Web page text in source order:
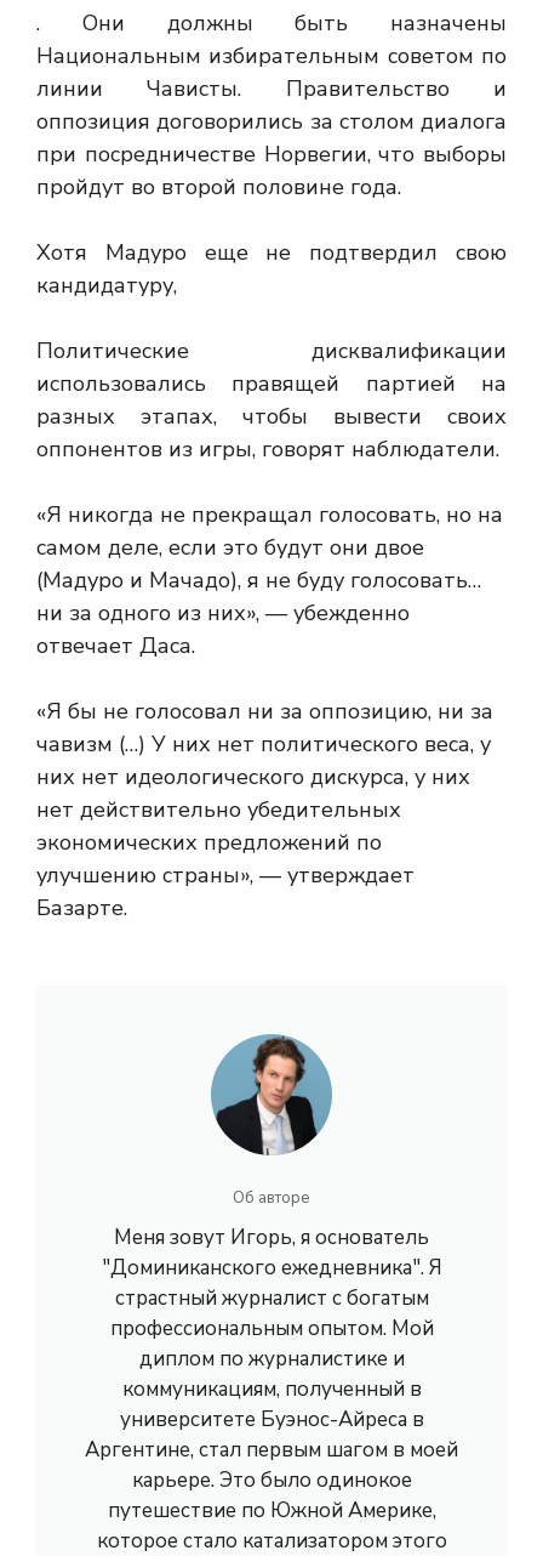
. Они должны быть назначены
Национальным избирательным советом по
линии Чависты. Правительство и
оппозиция договорились за столом диалога
при посредничестве Норвегии, что выборы
пройдут во второй половине года.
Хотя Мадуро еще не подтвердил свою
кандидатуру,
Политические дисквалификации
использовались правящей партией на
разных этапах, чтобы вывести своих
оппонентов из игры, говорят наблюдатели.
«Я никогда не прекращал голосовать, но на
самом деле, если это будут они двое
(Мадуро и Мачадо), я не буду голосовать…
ни за одного из них», — убежденно
отвечает Даса.
«Я бы не голосовал ни за оппозицию, ни за
чавизм (…) У них нет политического веса, у
них нет идеологического дискурса, у них
нет действительно убедительных
экономических предложений по
улучшению страны», — утверждает
Базарте.
Об авторе
Меня зовут Игорь, я основатель
"Доминиканского ежедневника". Я
страстный журналист с богатым
профессиональным опытом. Мой
диплом по журналистике и
коммуникациям, полученный в
университете Буэнос-Айреса в
Аргентине, стал первым шагом в моей
карьере. Это было одинокое
путешествие по Южной Америке,
которое стало катализатором этого